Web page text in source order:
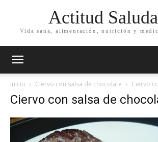
Actitud
Vida sana, alimentación, nutrición y
Inicio Ciervo con salsa de chocolate Ciervo
Ciervo con salsa de